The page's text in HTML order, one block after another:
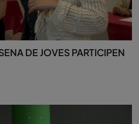
DE JOVES PARTICIPEN